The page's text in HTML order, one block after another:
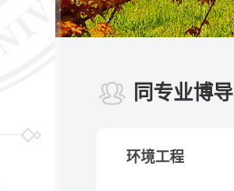
同专业博导
环境工程